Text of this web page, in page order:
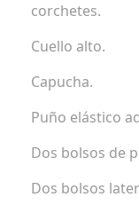
corchetes.
Cuello alto.
Capucha.
Puño elástico
Dos bolsos de
Dos bolsos